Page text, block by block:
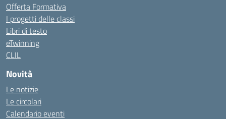
Offerta Formativa
I progetti delle classi
Libri di testo
eTwinning
CLIL
Novità
Le notizie
Le circolari
Calendario eventi